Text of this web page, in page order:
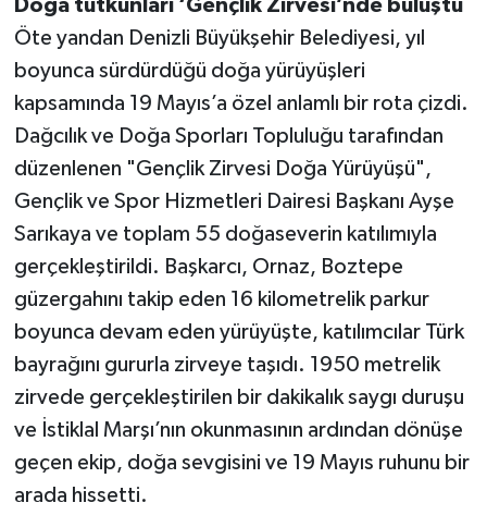
Doğa tutkunları ‘Gençlik Zirvesi’nde buluştu
Öte yandan Denizli Büyükşehir Belediyesi, yıl
boyunca sürdürdüğü doğa yürüyüşleri
kapsamında 19 Mayıs’a özel anlamlı bir rota çizdi.
Dağcılık ve Doğa Sporları Topluluğu tarafından
düzenlenen "Gençlik Zirvesi Doğa Yürüyüşü",
Gençlik ve Spor Hizmetleri Dairesi Başkanı Ayşe
Sarıkaya ve toplam 55 doğaseverin katılımıyla
gerçekleştirildi. Başkarcı, Ornaz, Boztepe
güzergahını takip eden 16 kilometrelik parkur
boyunca devam eden yürüyüşte, katılımcılar Türk
bayrağını gururla zirveye taşıdı. 1950 metrelik
zirvede gerçekleştirilen bir dakikalık saygı duruşu
ve İstiklal Marşı’nın okunmasının ardından dönüşe
geçen ekip, doğa sevgisini ve 19 Mayıs ruhunu bir
arada hissetti.